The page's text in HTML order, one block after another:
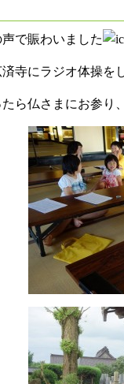
で賑わいました
寺にラジオ体操を
ら仏さまにお参